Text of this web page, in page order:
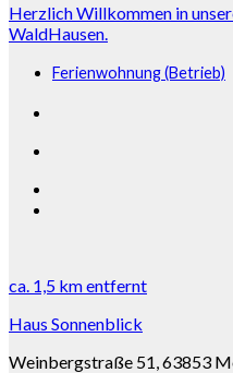
Herzlich Willkommen in
WaldHausen.
Ferienwohnung (Betrieb)
ca. 1,5 kmentfernt
Haus Sonnenblick
Weinbergstraße 51, 63853